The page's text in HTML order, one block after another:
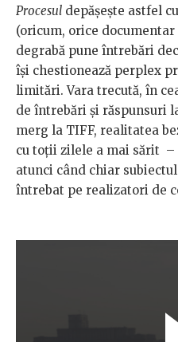
Procesul depășește astfel
(oricum, orice
degrabă pune întrebări
își chestionează perplex
limitări. Vara trecută, în
de întrebări și răspunsuri
merg la TIFF, realitatea
cu toții zilele a mai sărit –
atunci când chiar
întrebat pe realizatori de